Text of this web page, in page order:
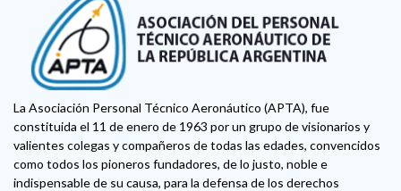
La Asociación Personal Técnico Aeronáutico (APTA), fue
constituida el 11 de enero de 1963 por un grupo de visionarios y
valientes colegas y compañeros de todas las edades, convencidos
como todos los pioneros fundadores, de lo justo, noble e
indispensable de su causa, para la defensa de los derechos